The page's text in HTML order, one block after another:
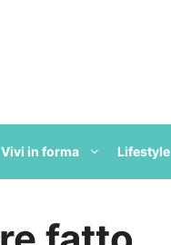
Vivi in forma Lifestyle